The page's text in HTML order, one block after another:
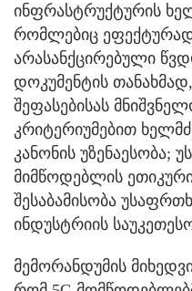
ინფრასტრუქტურის
რომლებიც ეფექტურად
არასანქცირებული
დოკუმენტის
შეფასებისას
კრიტერიუმებით
კანონის უზენაესობა;
მიმწოდებლის
შესაბამისობა
ინდუსტრიის
მემორანდუმის